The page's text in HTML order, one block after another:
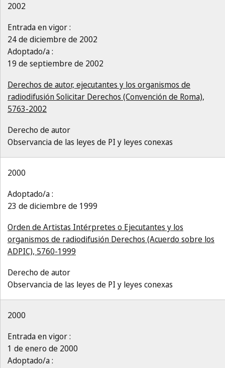
2002
Entrada en vigor :
24 de diciembre de 2002
Adoptado/a :
19 de septiembre de 2002
Derechos de autor, ejecutantes y los organismos de
radiodifusión Solicitar Derechos (Convención de Roma),
5763-2002
Derecho de autor
Observancia de las leyes de PI y leyes conexas
2000
Adoptado/a :
23 de diciembre de 1999
Orden de Artistas Intérpretes o Ejecutantes y los
organismos de radiodifusión Derechos (Acuerdo sobre los
ADPIC), 5760-1999
Derecho de autor
Observancia de las leyes de PI y leyes conexas
2000
Entrada en vigor :
1 de enero de 2000
Adoptado/a :